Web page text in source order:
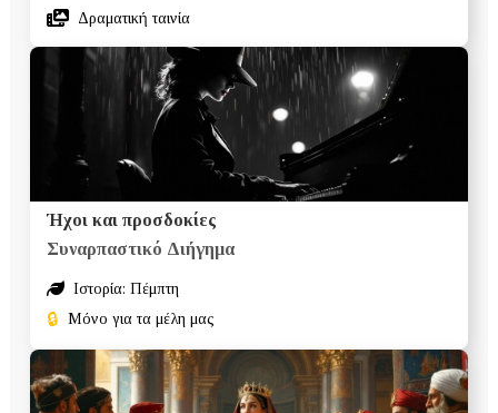
Δραματική ταινία
Ήχοι και προσδοκίες
Συναρπαστικό Διήγημα
Ιστορία: Πέμπτη
🔒 Μόνο για τα μέλη μας